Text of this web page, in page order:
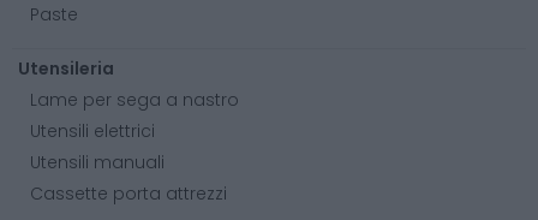
Paste
Utensileria
Lame per sega a nastro
Utensili elettrici
Utensili manuali
Cassette porta attrezzi